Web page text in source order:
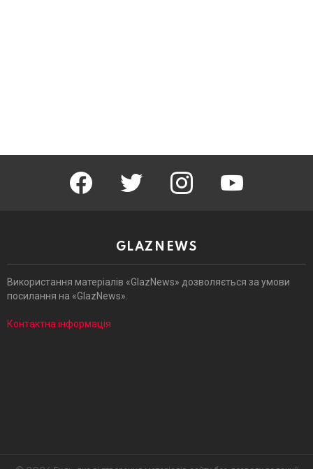
facebook twitter instagram youtube
GLAZNEWS
Використання матеріалів «GlazNews» дозволяється за умови
посилання на «GlazNews».
Контактна інформація